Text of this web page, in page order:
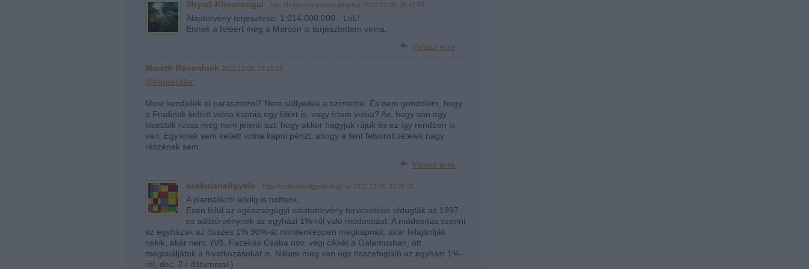
Shyad-Khourongai http://hulyeseg-lexikon.blog.hu/ 2012.12.06. 16:42:53
Alaptörvény terjesztése: 1.014.000.000.- LoL!
Ennek a feléért még a Marson is terjesztettem volna.
Válasz erre
Mareth Ravenlock 2012.12.06. 17:15:23
@IhopeUdie:
Most kezdjelek el parasztozni? Nem süllyedek a szintedre. És nem gondolom, hogy
a Fradinak kellett volna kapnia egy fillért is, vagy írtam volna? Az, hogy van egy
kisebbik rossz még nem jelenti azt, hogy akkor hagyjuk rájuk és ez így rendben is
van. Egyiknek sem kellett volna kapni pénzt, ahogy a fent felsorolt tételek nagy
részének sem.
Válasz erre
szekularisfigyelo http://szekularisfigyelo.blog.hu 2012.12.06. 22:06:51
A piaristákról eddig is tudtunk.
Ezen felül az egészségügyi salátatörvény tervezetébe eldugták az 1997-
es adótörvénynek az egyházi 1%-ről való módosítást. A módosítás szerint
az egyházak az összes 1% 90%-át mindenképpen megkapnák, akár felajánlják
nekik, akár nem. (Vö. Fazekas Csaba nov. végi cikkét a Galamusban, ott
megtaláljátok a hivatkozásokat is. Nálam meg van egy összefoglaló az egyházi 1%-
ról, dec. 2-i dátummal.)